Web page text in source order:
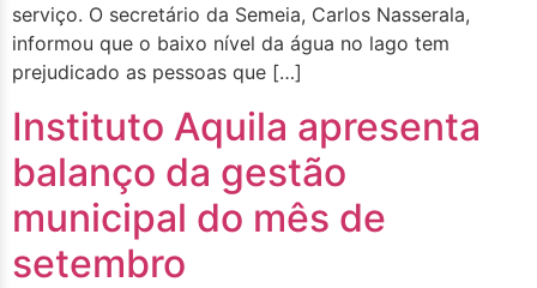
serviço. O secretário da Semeia, Carlos Nasserala,
informou que o baixo nível da água no lago tem
prejudicado as pessoas que […]
Instituto Aquila apresenta
balanço da gestão
municipal do mês de
setembro